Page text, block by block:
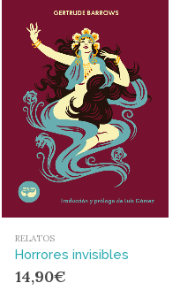
RELATOS
Horrores invisibles
14,90€